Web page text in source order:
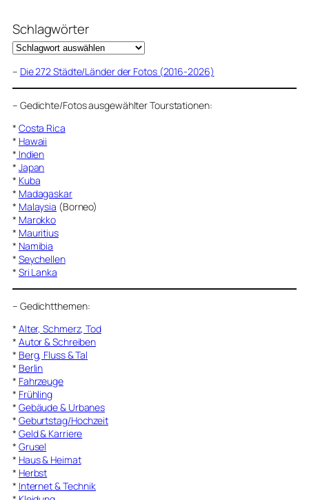
Schlagwörter
– Die 272 Städte/Länder der Fotos (2016-2026)
– Gedichte/Fotos ausgewählter Tourstationen:
* Costa Rica
* Hawaii
* Indien
* Japan
* Kuba
* Madagaskar
* Malaysia (Borneo)
* Marokko
* Mauritius
* Namibia
* Seychellen
* Sri Lanka
– Gedichtthemen:
* Alter, Schmerz, Tod
* Autor & Schreiben
* Berg, Fluss & Tal
* Berlin
* Fahrzeuge
* Frühling
* Gebäude & Urbanes
* Geburtstag/Hochzeit
* Geld & Karriere
* Grusel
* Haus & Heimat
* Herbst
* Internet & Technik